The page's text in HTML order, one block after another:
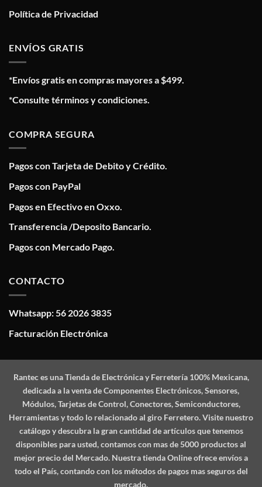
Política de Privacidad
ENVÍOS GRATIS
*Envíos gratis en compras mayores a $499.
*Consulte términos y condiciones.
COMPRA SEGURA
Pagos con Tarjeta de Debito y Crédito.
Pagos con PayPal
Pagos en Efectivo en Oxxo.
Transferencia /Deposito Bancario.
Pagos con Mercado Pago.
CONTACTO
Whatsapp: 56 2026 3835
Facturación Electrónica
Ranteces una Tienda de Electrónica y Ferretería 100% Mexicana,
dedicada a la venta de Componentes Electrónicos, Sensores,
Módulos, Tarjetas de Control, Conectores, Semiconductores,
Herramientas y todo lo relacionado al giro Ferretero. Visite nuestro
catálogo y descubra la gran cantidad de artículos que tenemos
disponibles para usted, contamos con mas de 5000 productos al
mejor precio del Mercado. Nuestra tienda Online ofrece envíos a
todo el País, contando con los métodos de pagos mas seguros del
mercado.